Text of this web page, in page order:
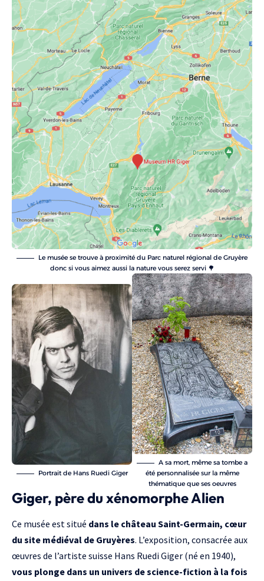
Le musée se trouve à proximité du Parc naturel régional de Gruyère
donc si vous aimez aussi la nature vous serez servi 🌳
Portrait de Hans Ruedi Giger
A sa mort, même sa tombe a
été personnalisée sur la même
thématique que ses oeuvres
Giger, père du xénomorphe Alien
Ce musée est situé dans le château Saint-Germain, cœur
du site médiéval de Gruyères. L’exposition, consacrée aux
œuvres de l’artiste suisse Hans Ruedi Giger (né en 1940),
vous plonge dans un univers de science-fiction à la fois